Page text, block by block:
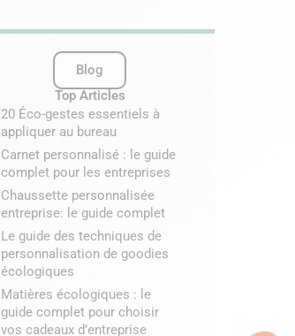
Blog
Top Articles
20 Éco-gestes essentiels à
appliquer au bureau
Carnet personnalisé : le guide
complet pour les entreprises
Chaussette personnalisée
entreprise: le guide complet
Le guide des techniques de
personnalisation de goodies
écologiques
Matières écologiques : le
guide complet pour choisir
vos cadeaux d’entreprise